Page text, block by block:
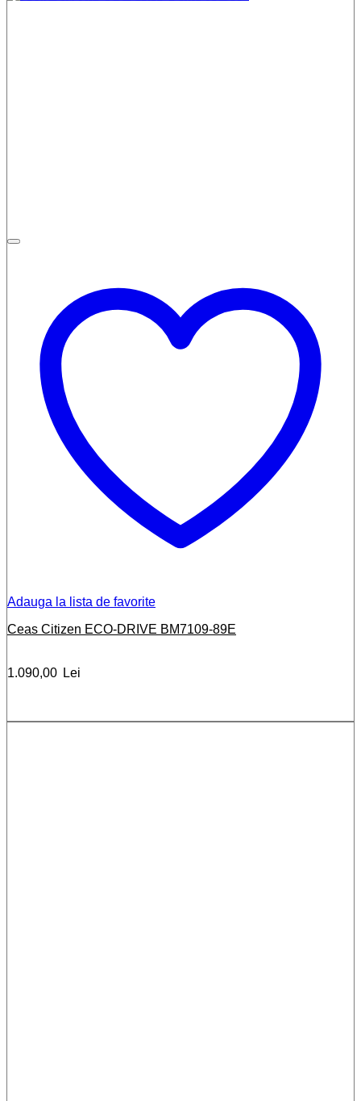
Adauga la lista de favorite
Ceas Citizen ECO-DRIVE BM7109-89E
1.090,00 Lei